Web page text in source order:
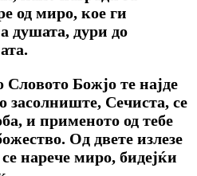
од миро, кое ги
душата, дури до
Божјо те најде
засолниште, Сечиста, се
и применото од тебе
Од двете излезе
нарече миро, бидејќи